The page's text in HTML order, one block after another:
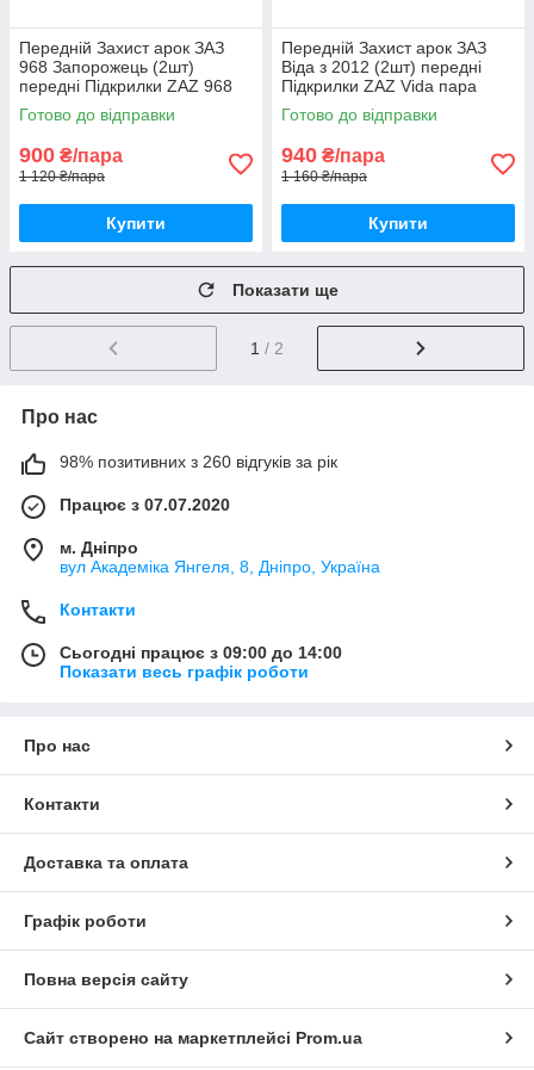
Передній Захист арок ЗАЗ
968 Запорожець (2шт)
передні Підкрилки ZAZ 968
пара передніх
Готово до відправки
900 ₴/пара
1 120 ₴/пара
Купити
Передній Захист арок ЗАЗ
Віда з 2012 (2шт) передні
Підкрилки ZAZ Vida пара
передніх
Готово до відправки
940 ₴/пара
1 160 ₴/пара
Купити
Показати ще
1 / 2
Про нас
98% позитивних з 260 відгуків за рік
Працює з 07.07.2020
м. Дніпро
вул Академіка Янгеля, 8, Дніпро, Україна
Контакти
Сьогодні працює з 09:00 до 14:00
Показати весь графік роботи
Про нас
Контакти
Доставка та оплата
Графік роботи
Повна версія сайту
Сайт створено на маркетплейсі Prom.ua